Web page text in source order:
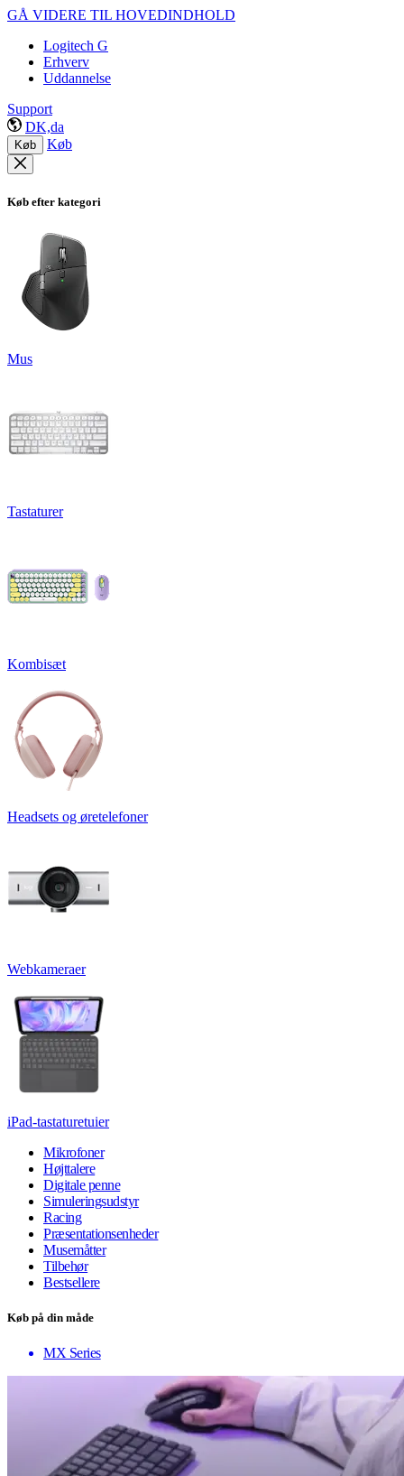
GÅ VIDERE TIL HOVEDINDHOLD
Logitech G
Erhverv
Uddannelse
Support
DK,da
Køb Køb
Køb efter kategori
Mus
Tastaturer
Kombisæt
Headsets og øretelefoner
Webkameraer
iPad-tastaturetuier
Mikrofoner
Højttalere
Digitale penne
Simuleringsudstyr
Racing
Præsentationsenheder
Musemåtter
Tilbehør
Bestsellere
Køb på din måde
MX Series